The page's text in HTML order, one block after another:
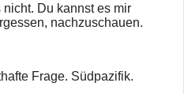
Du kannst es mir
nachzuschauen.
Frage. Südpazifik.